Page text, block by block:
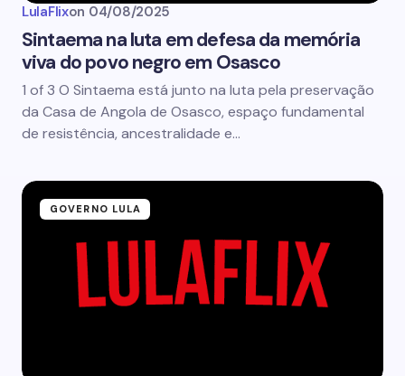
LulaFlixon 04/08/2025
Sintaema na luta em defesa da memória
viva do povo negro em Osasco
1 of 3 O Sintaema está junto na luta pela preservação
da Casa de Angola de Osasco, espaço fundamental
de resistência, ancestralidade e…
GOVERNO LULA